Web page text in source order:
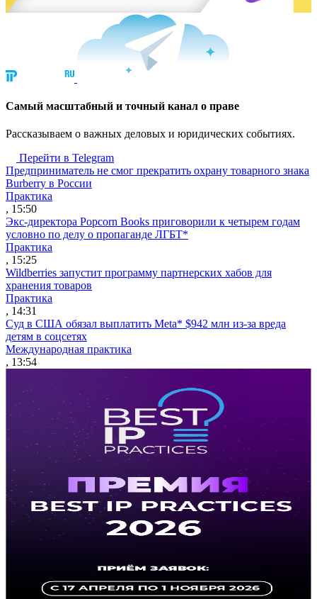
Cамый масштабный и точный канал о праве
Рассказываем о важных деловых и юридических событиях.
Перейти в Telegram
Предприниматель не смог прекратить охрану товарного знака
Burberry в России
Практика
, 15:50
Экс-директора Popcorn Books приговорили к четырем годам
условно по делу о пропаганде ЛГБТ*
Практика
, 15:25
Wildberries запустит программу партнерских хабов для
хранения товаров
Практика
, 14:31
Суд в США обязал выплатить Meta* $942 млн из-за вреда
детям в соцсетях
Международная практика
, 13:54